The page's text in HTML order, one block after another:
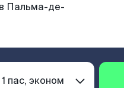
в Пальма-де-